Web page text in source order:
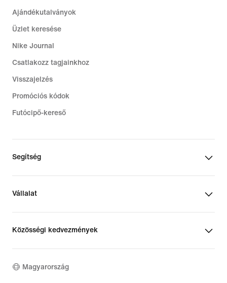
Ajándékutalványok
Üzlet keresése
Nike Journal
Csatlakozz tagjainkhoz
Visszajelzés
Promóciós kódok
Futócipő-kereső
Segítség
Vállalat
Közösségi kedvezmények
Magyarország